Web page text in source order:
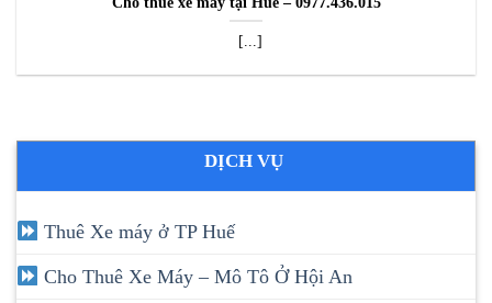
[...]
DỊCH VỤ
Thuê Xe máy ở TP Huế
Cho Thuê Xe Máy – Mô Tô Ở Hội An